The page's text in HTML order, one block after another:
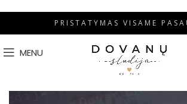
P R I S T A T Y M A S V I S A M E P A S A
MENU